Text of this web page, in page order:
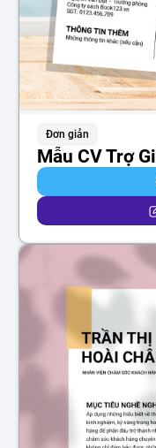
Đơn giản
Mẫu CV Trợ